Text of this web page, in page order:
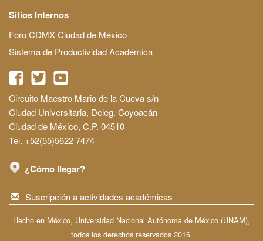
Sitios Internos
Foro CDMX Ciudad de México
Sistema de Productividad Académica
Circuito Maestro Mario de la Cueva s/n
Ciudad Universitaria, Deleg. Coyoacán
Ciudad de México, C.P. 04510
Tel. +52(55)5622 7474
¿Cómo llegar?
Suscripción a actividades académicas
Hecho en México, Universidad Nacional Autónoma de México (UNAM),
todos los derechos reservados 2016.